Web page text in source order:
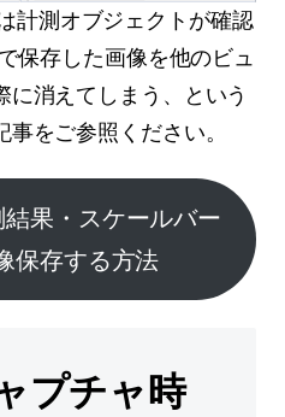
計測オブジェクトが確認
保存した画像を他のビュ
に消えてしまう、という
をご参照ください。
果・スケールバー
保存する方法
プチャ時